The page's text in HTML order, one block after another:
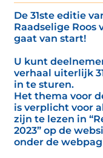
De 31ste editie
Raadselige Roos
gaat van start!
U kunt
verhaal uiterlijk
in te sturen.
Het thema voor
is verplicht voor
zijn te lezen in
2023” op de
onder de